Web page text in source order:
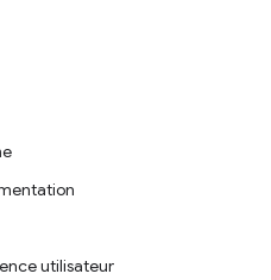
utilisateur